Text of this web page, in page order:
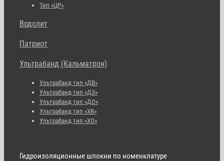
Тип «ЦР»
Водолит
Патриот
Ультрабанд (Кальматрон)
Ультрабанд тип «ДВ»
Ультрабанд тип «ДЗ»
Ультрабанд тип «ДО»
Ультрабанд тип «ХВ»
Ультрабанд тип «ХО»
Гидроизоляционные шпокни по номенклатуре